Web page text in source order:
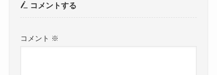
コメントする
コメント ※